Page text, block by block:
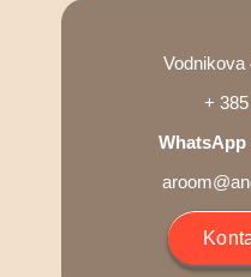
Vodnikova
+
WhatsApp